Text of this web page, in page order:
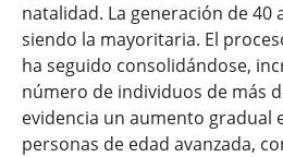
natalidad. La generación de 40
siendo la mayoritaria. El
ha seguido consolidándose,
número de individuos de más
evidencia un aumento gradual
personas de edad avanzada,